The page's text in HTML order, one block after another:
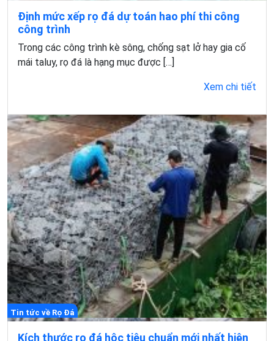
Định mức xếp rọ đá dự toán hao phí thi công
công trình
Trong các công trình kè sông, chống sạt lở hay gia cố
mái taluy, rọ đá là hạng mục được […]
Xem chi tiết
Tin tức về Rọ Đá
Kích thước rọ đá hộc tiêu chuẩn mới nhất hiện